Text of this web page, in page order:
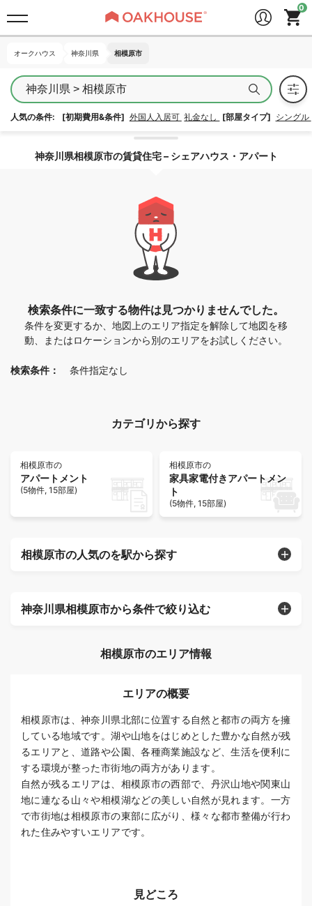
オークハウス 神奈川県 相模原市
神奈川県 > 相模原市
人気の条件: [初期費用&条件] 外国人入居可 礼金なし [部屋タイプ] シングル
エリア指定を解除する
神奈川県相模原市の賃貸住宅 – シェアハウス・アパート
検索条件に一致する物件は見つかりませんでした。
条件を変更するか、地図上のエリア指定を解除して地図を移
動、またはロケーションから別のエリアをお試しください。
検索条件： 条件指定なし
カテゴリから探す
相模原市の
アパートメント
(5物件, 15部屋)
相模原市の
家具家電付きアパートメン
ト
(5物件, 15部屋)
相模原市の人気のを駅から探す
神奈川県相模原市から条件で絞り込む
相模原市のエリア情報
エリアの概要
相模原市は、神奈川県北部に位置する自然と都市の両方を擁
している地域です。湖や山地をはじめとした豊かな自然が残
るエリアと、道路や公園、各種商業施設など、生活を便利に
する環境が整った市街地の両方があります。
自然が残るエリアは、相模原市の西部で、丹沢山地や関東山
地に連なる山々や相模湖などの美しい自然が見れます。一方
で市街地は相模原市の東部に広がり、様々な都市整備が行わ
れた住みやすいエリアです。
見どころ
オークハウス 神奈川県 相模原市